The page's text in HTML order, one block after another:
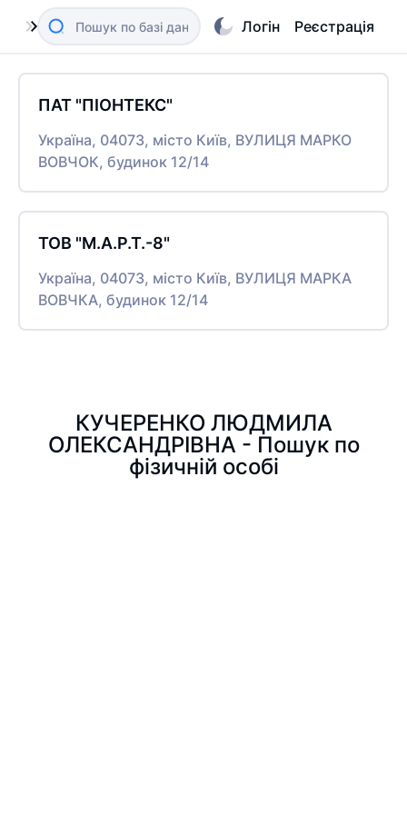
Логін Реєстрація
ПАТ "ПІОНТЕКС"
Україна, 04073, місто Київ, ВУЛИЦЯ МАРКО
ВОВЧОК, будинок 12/14
ТОВ "М.А.Р.Т.-8"
Україна, 04073, місто Київ, ВУЛИЦЯ МАРКА
ВОВЧКА, будинок 12/14
КУЧЕРЕНКО ЛЮДМИЛА
ОЛЕКСАНДРІВНА - Пошук по
фізичній особі